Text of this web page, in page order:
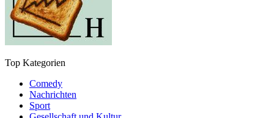
Top Kategorien
Comedy
Nachrichten
Sport